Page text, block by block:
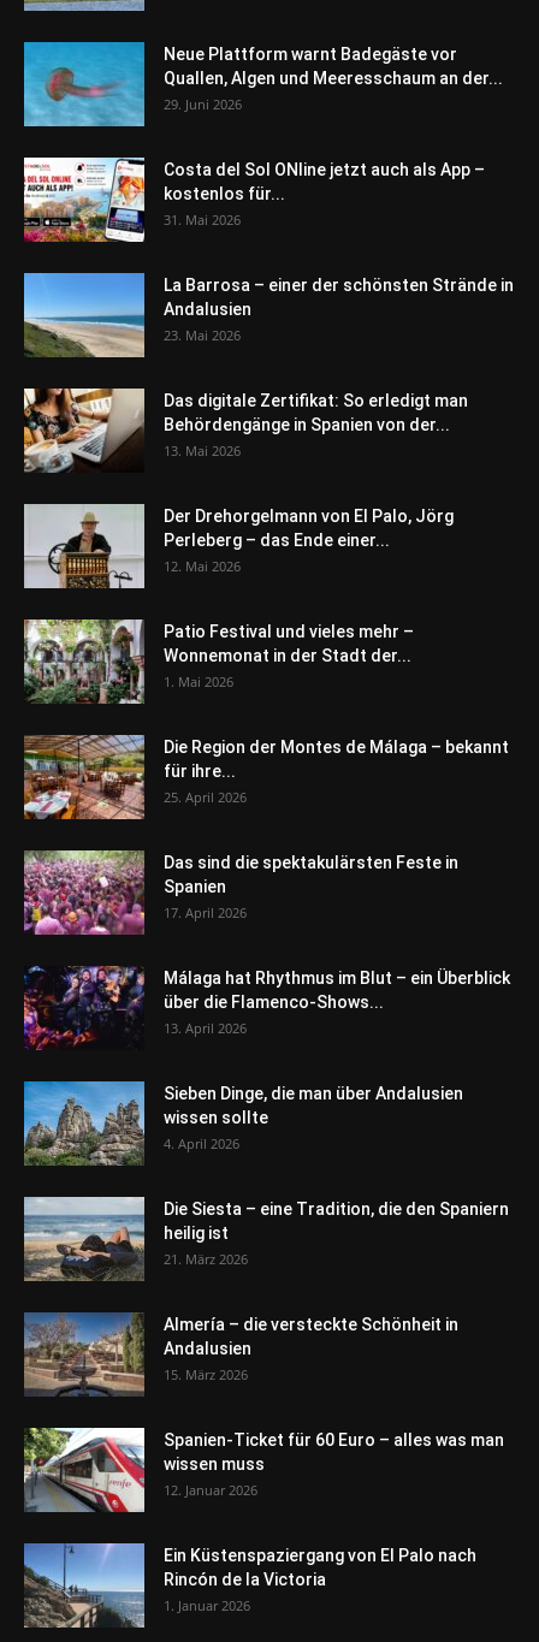
Neue Plattform warnt Badegäste vor
Quallen, Algen und Meeresschaum an der...
29. Juni 2026
Costa del Sol ONline jetzt auch als App –
kostenlos für...
31. Mai 2026
La Barrosa – einer der schönsten Strände in
Andalusien
23. Mai 2026
Das digitale Zertifikat: So erledigt man
Behördengänge in Spanien von der...
13. Mai 2026
Der Drehorgelmann von El Palo, Jörg
Perleberg – das Ende einer...
12. Mai 2026
Patio Festival und vieles mehr –
Wonnemonat in der Stadt der...
1. Mai 2026
Die Region der Montes de Málaga – bekannt
für ihre...
25. April 2026
Das sind die spektakulärsten Feste in
Spanien
17. April 2026
Málaga hat Rhythmus im Blut – ein Überblick
über die Flamenco-Shows...
13. April 2026
Sieben Dinge, die man über Andalusien
wissen sollte
4. April 2026
Die Siesta – eine Tradition, die den Spaniern
heilig ist
21. März 2026
Almería – die versteckte Schönheit in
Andalusien
15. März 2026
Spanien-Ticket für 60 Euro – alles was man
wissen muss
12. Januar 2026
Ein Küstenspaziergang von El Palo nach
Rincón de la Victoria
1. Januar 2026